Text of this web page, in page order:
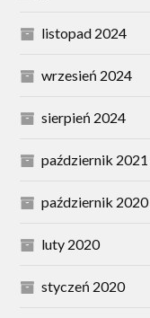
listopad 2024
wrzesień 2024
sierpień 2024
październik 2021
październik 2020
luty 2020
styczeń 2020